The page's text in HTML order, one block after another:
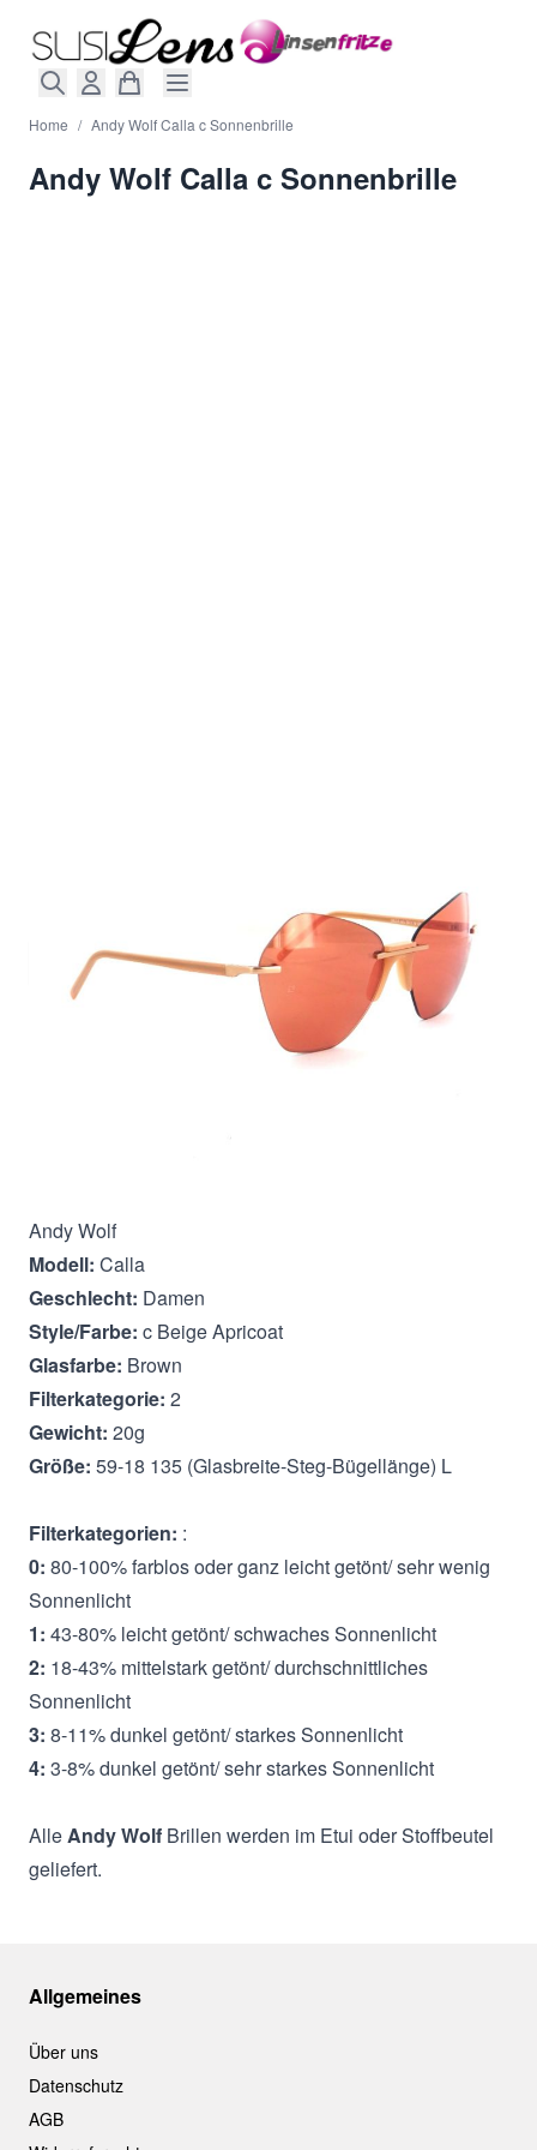
Home / Andy Wolf Calla c Sonnenbrille
Andy Wolf Calla c Sonnenbrille
Andy Wolf
Modell: Calla
Geschlecht: Damen
Style/Farbe: c Beige Apricoat
Glasfarbe: Brown
Filterkategorie: 2
Gewicht: 20g
Größe: 59-18 135 (Glasbreite-Steg-Bügellänge) L
Filterkategorien: :
0: 80-100% farblos oder ganz leicht getönt/ sehr wenig
Sonnenlicht
1: 43-80% leicht getönt/ schwaches Sonnenlicht
2: 18-43% mittelstark getönt/ durchschnittliches
Sonnenlicht
3: 8-11% dunkel getönt/ starkes Sonnenlicht
4: 3-8% dunkel getönt/ sehr starkes Sonnenlicht
AlleAndy Wolf Brillen werden im Etui oder Stoffbeutel
geliefert.
Allgemeines
Über uns
Datenschutz
AGB